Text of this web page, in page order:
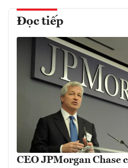
Đọc tiếp
CEO JPMorgan Chase